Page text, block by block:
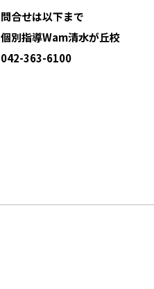
問合せは以下まで
個別指導Wam清水が丘校
042-363-6100